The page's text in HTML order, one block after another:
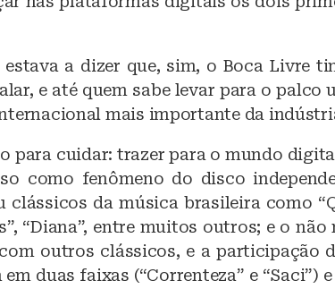
a dizer que, sim, o Boca Livre
e até quem sabe levar para o palco
mais importante da
para cuidar: trazer para o mundo
como fenômeno do disco
clássicos da música brasileira como
“Diana”, entre muitos outros; e o
com outros clássicos, e a participação
duas faixas (“Correnteza” e “Saci”)